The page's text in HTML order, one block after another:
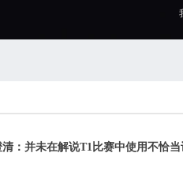
：并未在解说T1比赛中使用不恰当